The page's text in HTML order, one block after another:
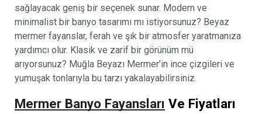
sağlayacak geniş bir seçenek sunar. Modern ve
minimalist bir banyo tasarımı mı istiyorsunuz? Beyaz
mermer fayanslar, ferah ve şık bir atmosfer yaratmanıza
yardımcı olur. Klasik ve zarif bir görünüm mü
arıyorsunuz? Muğla Beyazı Mermer’in ince çizgileri ve
yumuşak tonlarıyla bu tarzı yakalayabilirsiniz.
Mermer Banyo Fayansları Ve Fiyatları